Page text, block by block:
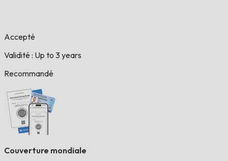
Accepté
Validité : Up to 3 years
Recommandé
Couverture mondiale